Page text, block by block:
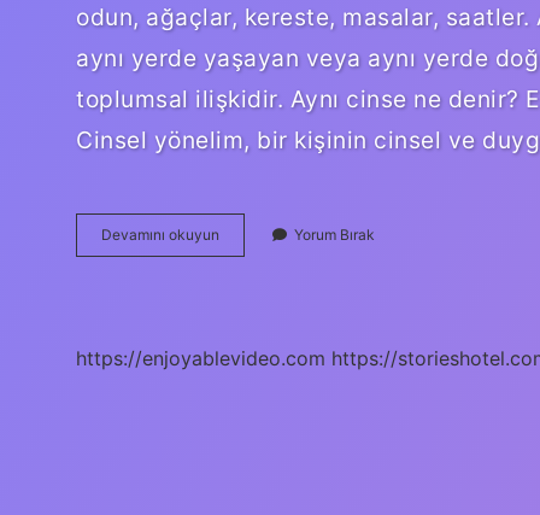
odun, ağaçlar, kereste, masalar,
aynı yerde yaşayan veya aynı yerde
toplumsal ilişkidir. Aynı cinse ne denir?
Cinsel yönelim, bir kişinin cinsel ve
Devamını okuyun
Cinsten
Yorum Bırak
https://enjoyablevideo.com https://